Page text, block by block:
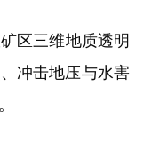
区三维地质透明
冲击地压与水害